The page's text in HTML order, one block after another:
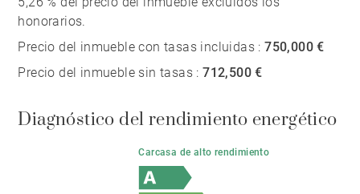
honorarios.
Precio del inmueble con tasas incluidas :750,000 €
Precio del inmueble sin tasas :712,500 €
Diagnóstico del rendimiento energético
Carcasa de alto rendimiento